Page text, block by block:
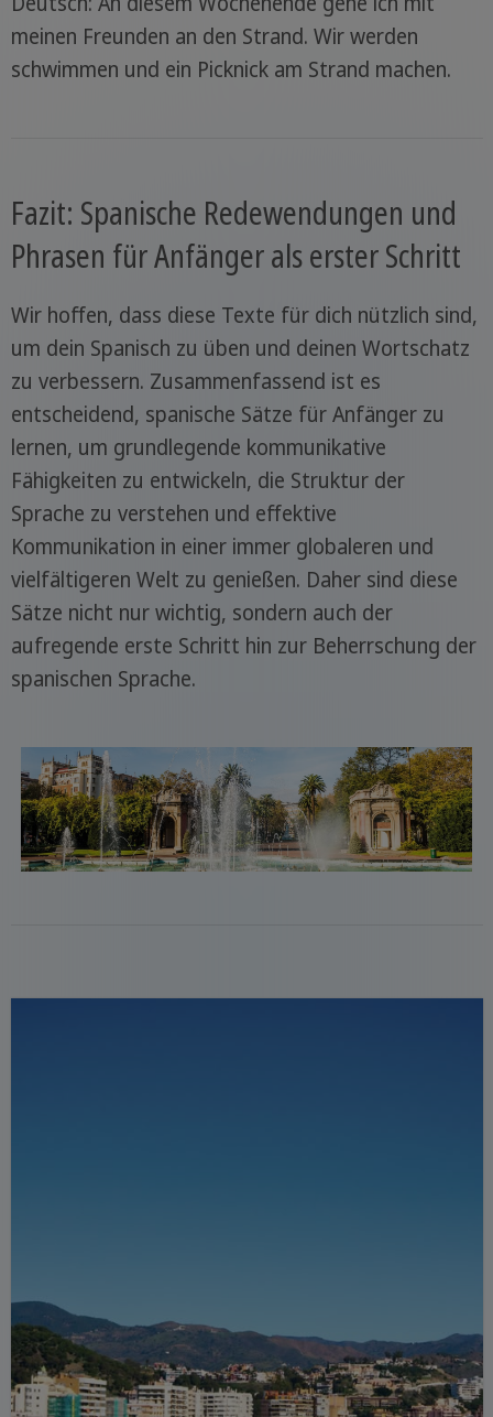
meinen Freunden an den Strand. Wir werden
schwimmen und ein Picknick am Strand machen.
Fazit: Spanische Redewendungen und
Phrasen für Anfänger als erster Schritt
Wir hoffen, dass diese Texte für dich nützlich sind,
um dein Spanisch zu üben und deinen Wortschatz
zu verbessern. Zusammenfassend ist es
entscheidend, spanische Sätze für Anfänger zu
lernen, um grundlegende kommunikative
Fähigkeiten zu entwickeln, die Struktur der
Sprache zu verstehen und effektive
Kommunikation in einer immer globaleren und
vielfältigeren Welt zu genießen. Daher sind diese
Sätze nicht nur wichtig, sondern auch der
aufregende erste Schritt hin zur Beherrschung der
spanischen Sprache.